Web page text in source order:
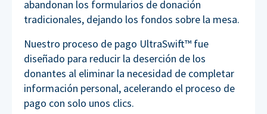
abandonan los formularios de donación
tradicionales, dejando los fondos sobre la mesa.
Nuestro proceso de pago UltraSwift™ fue
diseñado para reducir la deserción de los
donantes al eliminar la necesidad de completar
información personal, acelerando el proceso de
pago con solo unos clics.